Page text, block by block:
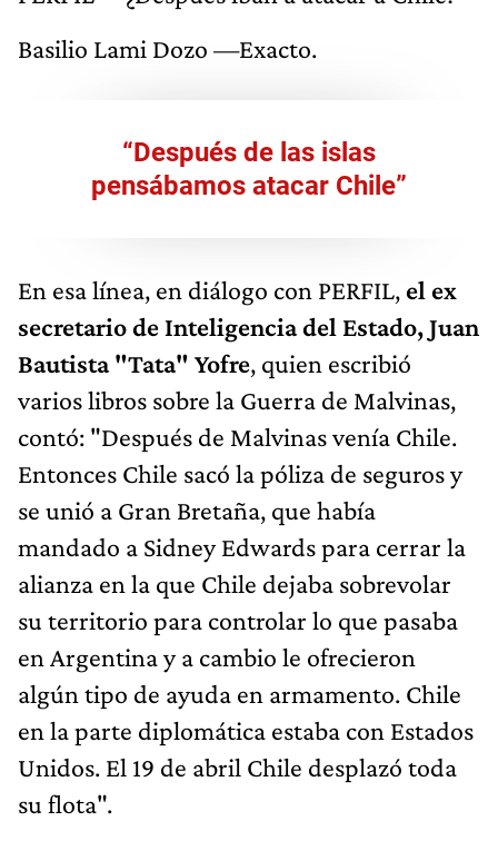
Basilio Lami Dozo —Exacto.
“Después de las islas
pensábamos atacar Chile”
En esa línea, en diálogo con PERFIL, el ex
secretario de Inteligencia del Estado, Juan
Bautista "Tata" Yofre, quien escribió
varios libros sobre la Guerra de Malvinas,
contó: "Después de Malvinas venía Chile.
Entonces Chile sacó la póliza de seguros y
se unió a Gran Bretaña, que había
mandado a Sidney Edwards para cerrar la
alianza en la que Chile dejaba sobrevolar
su territorio para controlar lo que pasaba
en Argentina y a cambio le ofrecieron
algún tipo de ayuda en armamento. Chile
en la parte diplomática estaba con Estados
Unidos. El 19 de abril Chile desplazó toda
su flota".